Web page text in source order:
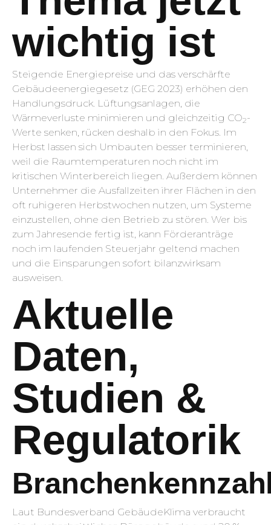
wichtig ist
Steigende Energiepreise und das verschärfte
Gebäudeenergiegesetz (GEG 2023) erhöhen den
Handlungsdruck. Lüftungsanlagen, die
Wärmeverluste minimieren und gleich­zeitig CO2-
Werte senken, rücken deshalb in den Fokus. Im
Herbst lassen sich Umbauten besser terminieren,
weil die Raumtemperaturen noch nicht im
kritischen Winterbereich liegen. Außerdem können
Unternehmer die Ausfallzeiten ihrer Flächen in den
oft ruhigeren Herbstwochen nutzen, um Systeme
einzustellen, ohne den Betrieb zu stören. Wer bis
zum Jahresende fertig ist, kann Förderanträge
noch im laufenden Steuerjahr geltend machen
und die Einsparungen sofort bilanzwirksam
ausweisen.
Aktuelle
Daten,
Studien &
Regulatorik
Laut Bundesverband GebäudeKlima verbraucht